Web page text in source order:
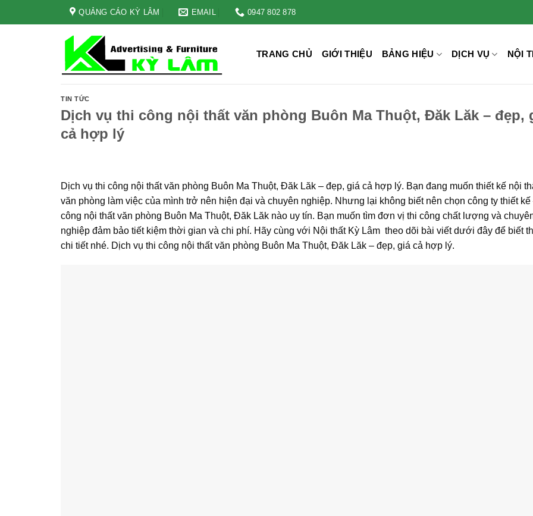
QUẢNG CÁO KỲ LÂM EMAIL 0947 802 878
TRANG CHỦ GIỚI THIỆU BẢNG HIỆU DỊCH VỤ NỘI
TIN TỨC
Dịch vụ thi công nội thất văn phòng Buôn Ma Thuột, Đăk Lăk – đẹp,
cả hợp lý
Dịch vụ thi công nội thất văn phòng Buôn Ma Thuột, Đăk Lăk – đẹp, giá cả hợp lý. Bạn đang muốn thiết kế nội
văn phòng làm việc của mình trở nên hiện đại và chuyên nghiệp. Nhưng lại không biết nên chọn công ty thiết kế
công nội thất văn phòng Buôn Ma Thuột, Đăk Lăk nào uy tín. Bạn muốn tìm đơn vị thi công chất lượng và
nghiệp đảm bảo tiết kiệm thời gian và chi phí. Hãy cùng với Nội thất Kỳ Lâm theo dõi bài viết dưới đây để biết
chi tiết nhé. Dịch vụ thi công nội thất văn phòng Buôn Ma Thuột, Đăk Lăk – đẹp, giá cả hợp lý.